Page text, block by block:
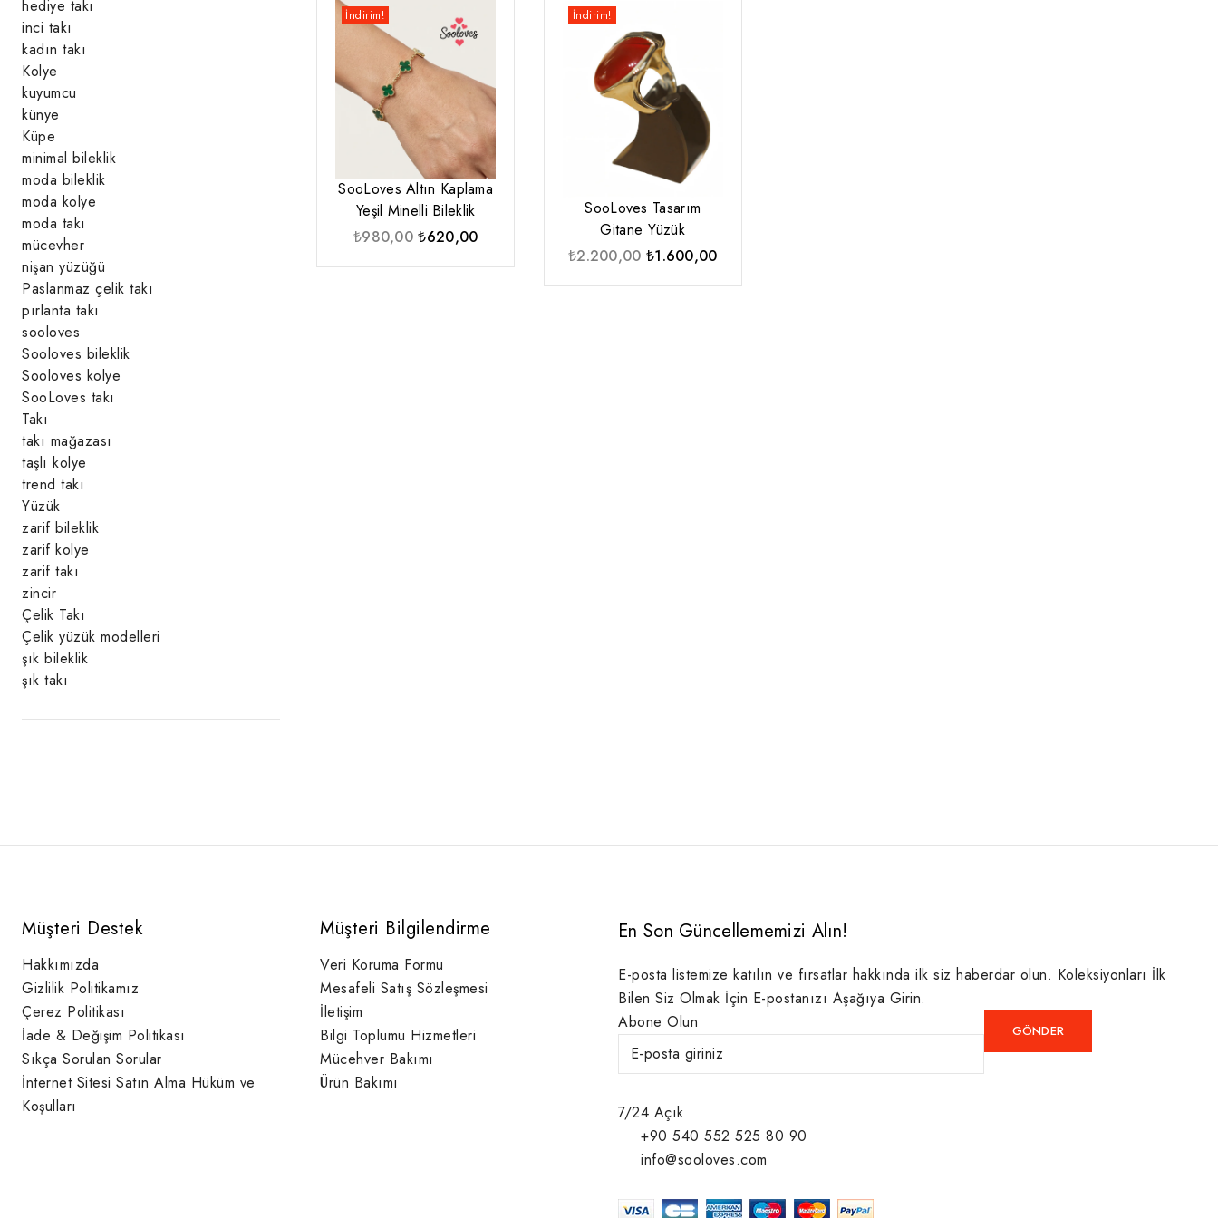
İndirim!
SooLoves Altın Kaplama
Yeşil Minelli Bileklik
₺980,00 Orijinal
₺620,00Şu
İndirim!
SooLoves Tasarım
Gitane Yüzük
₺2.200,00 Orijinal
₺1.600,00Şu
hediye takı
inci takı
kadın takı
Kolye
kuyumcu
künye
Küpe
minimal bileklik
moda bileklik
moda kolye
moda takı
mücevher
nişan yüzüğü
Paslanmaz çelik takı
pırlanta takı
sooloves
Sooloves bileklik
Sooloves kolye
SooLoves takı
Takı
takı mağazası
taşlı kolye
trend takı
Yüzük
zarif bileklik
zarif kolye
zarif takı
zincir
Çelik Takı
Çelik yüzük modelleri
şık bileklik
şık takı
Müşteri Destek
Hakkımızda
Gizlilik Politikamız
Çerez Politikası
İade & Değişim Politikası
Sıkça Sorulan Sorular
İnternet Sitesi Satın Alma Hüküm ve
Koşulları
Müşteri Bilgilendirme
Veri Koruma Formu
Mesafeli Satış Sözleşmesi
İletişim
Bilgi Toplumu Hizmetleri
Mücehver Bakımı
Ürün Bakımı
En Son Güncellememizi Alın!
E-posta listemize katılın ve fırsatlar hakkında ilk siz haberdar olun. Koleksiyonları İlk
Bilen Siz Olmak İçin E-postanızı Aşağıya Girin.
Abone Olun
7/24 Açık
+90 540 552 525 80 90
info@sooloves.com